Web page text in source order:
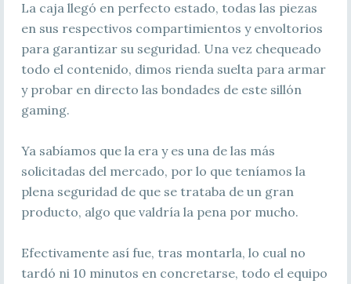
La caja llegó en perfecto estado, todas las piezas
en sus respectivos compartimientos y envoltorios
para garantizar su seguridad. Una vez chequeado
todo el contenido, dimos rienda suelta para armar
y probar en directo las bondades de este sillón
gaming.
Ya sabíamos que la era y es una de las más
solicitadas del mercado, por lo que teníamos la
plena seguridad de que se trataba de un gran
producto, algo que valdría la pena por mucho.
Efectivamente así fue, tras montarla, lo cual no
tardó ni 10 minutos en concretarse, todo el equipo